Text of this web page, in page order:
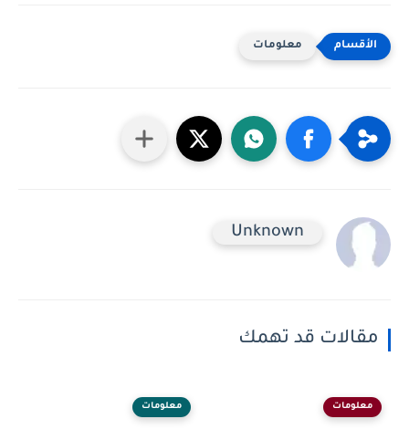
معلومات
Unknown
مقالات قد تهمك
معلومات معلومات